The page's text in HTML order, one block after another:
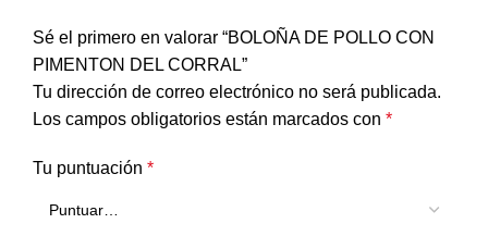
Sé el primero en valorar “BOLOÑA DE POLLO CON
PIMENTON DEL CORRAL”
Tu dirección de correo electrónico no será publicada.
Los campos obligatorios están marcados con *
Tu puntuación *